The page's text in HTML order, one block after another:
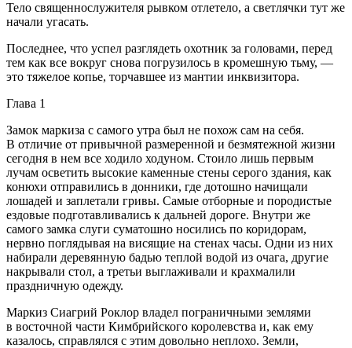
Тело священнослужителя рывком отлетело, а светлячки тут же
начали угасать.
Последнее, что успел разглядеть охотник за головами, перед
тем как все вокруг снова погрузилось в кромешную тьму, —
это тяжелое копье, торчавшее из мантии инквизитора.
Глава 1
Замок маркиза с самого утра был не похож сам на себя.
В отличие от привычной размеренной и безмятежной жизни
сегодня в нем все ходило ходуном. Стоило лишь первым
лучам осветить высокие каменные стены серого здания, как
конюхи отправились в донники, где дотошно начищали
лошадей и заплетали гривы. Самые отборные и породистые
ездовые подготавливались к дальней дороге. Внутри же
самого замка слуги суматошно носились по коридорам,
нервно поглядывая на висящие на стенах часы. Одни из них
набирали деревянную бадью теплой водой из очага, другие
накрывали стол, а третьи выглаживали и крахмалили
праздничную одежду.
Маркиз Сиагрий Роклор владел пограничными землями
в восточной части Кимбрийского королевства и, как ему
казалось, справлялся с этим довольно неплохо. Земли,